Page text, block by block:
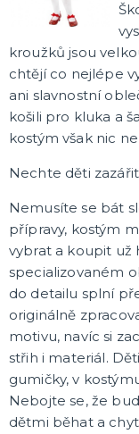
kroužků jsou
chtějí co nejlépe
ani slavnostní
košili pro kluka a
kostým však nic
Nechte děti
Nemusíte se bát
přípravy, kostým
vybrat a koupit už
specializovaném
do detailu splní
originálně
motivu, navíc si
střih i materiál.
gumičky, v
Nebojte se, že
dětmi běhat a